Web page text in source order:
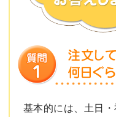
基本的には、土日